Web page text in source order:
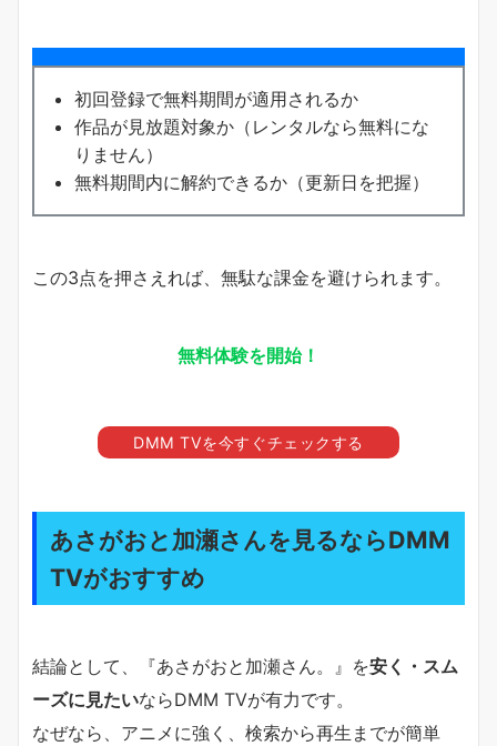
初回登録で無料期間が適用されるか
作品が見放題対象か（レンタルなら無料にな
りません）
無料期間内に解約できるか（更新日を把握）
この3点を押さえれば、無駄な課金を避けられます。
無料体験を開始！
DMM TVを今すぐチェックする
あさがおと加瀬さんを見るならDMM
TVがおすすめ
結論として、『あさがおと加瀬さん。』を安く・スム
ーズに見たいならDMM TVが有力です。
なぜなら、アニメに強く、検索から再生までが簡単